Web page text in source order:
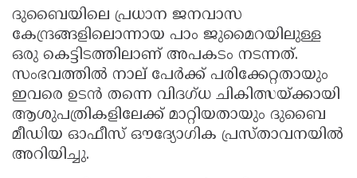
ദുബൈയിലെ പ്രധാന ജനവാസ
കേന്ദ്രങ്ങളിലൊന്നായ പാം ജുമൈറയിലുള്ള
ഒരു കെട്ടിടത്തിലാണ് അപകടം നടന്നത്.
സംഭവത്തിൽ നാല് പേർക്ക് പരിക്കേറ്റതായും
ഇവരെ ഉടൻ തന്നെ വിദഗ്ധ ചികിത്സയ്ക്കായി
ആശുപത്രികളിലേക്ക് മാറ്റിയതായും ദുബൈ
മീഡിയ ഓഫീസ് ഔദ്യോഗിക പ്രസ്താവനയിൽ
അറിയിച്ചു.